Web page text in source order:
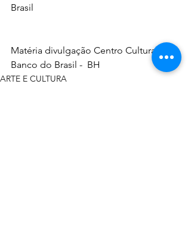
Brasil
Matéria divulgação Centro Cultural
Banco do Brasil -  BH
ARTE E CULTURA